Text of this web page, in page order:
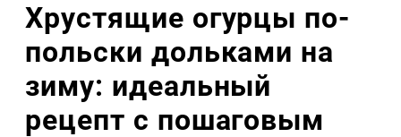
Хрустящие огурцы по-
польски дольками на
зиму: идеальный
рецепт с пошаговым